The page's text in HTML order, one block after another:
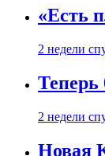
«Есть
2 недели
2 недели
Новая